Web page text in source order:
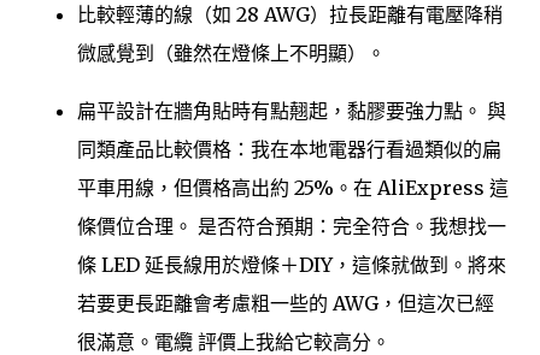
比較輕薄的線（如 28 AWG）拉長距離有電壓降稍
微感覺到（雖然在燈條上不明顯）。
扁平設計在牆角貼時有點翹起，黏膠要強力點。 與
同類產品比較價格：我在本地電器行看過類似的扁
平車用線，但價格高出約 25%。在 AliExpress 這
條價位合理。 是否符合預期：完全符合。我想找一
條 LED 延長線用於燈條＋DIY，這條就做到。將來
若要更長距離會考慮粗一些的 AWG，但這次已經
很滿意。電纜 評價上我給它較高分。